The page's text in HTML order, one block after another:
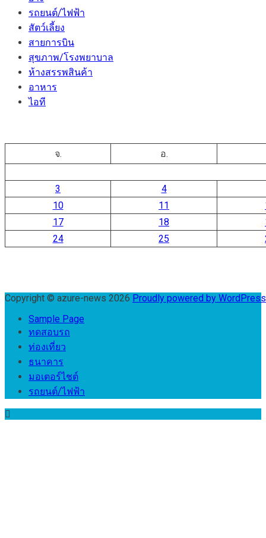
รถยนต์/ไฟฟ้า
สัตว์เลี้ยง
สายการบิน
สุขภาพ/โรงพยาบาล
ห้างสรรพสินค้า
อาหาร
ไอที
จ. อ.
3
4
10
11
17
18
24
25
Copyright © azure-news 2026 Proudly powered by
Sample Page
ทดสอบรถ
ท่องเที่ยว
ธนาคาร
มอเตอร์ไชต์
รถยนต์/ไฟฟ้า